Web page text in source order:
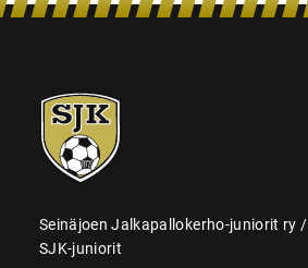
SJK-
juniorit
Seinäjoen Jalkapallokerho-juniorit ry /
SJK-juniorit